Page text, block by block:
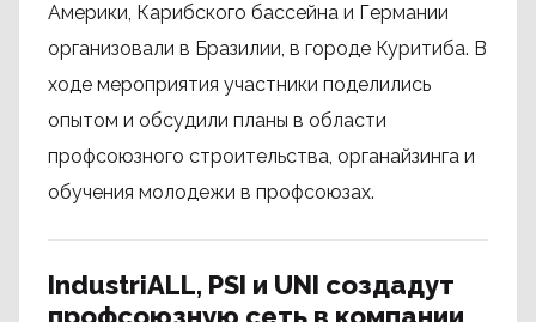
Америки, Карибского бассейна и Германии
организовали в Бразилии, в городе Куритиба. В
ходе мероприятия участники поделились
опытом и обсудили планы в области
профсоюзного строительства, органайзинга и
обучения молодежи в профсоюзах.
IndustriALL, PSI и UNI создадут